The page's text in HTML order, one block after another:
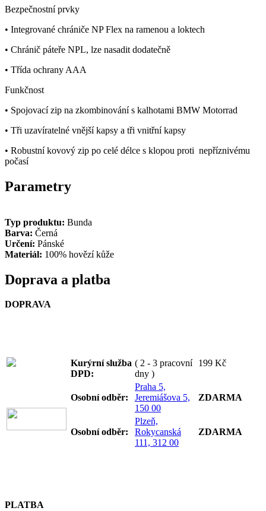
Bezpečnostní prvky
• Integrované chrániče NP Flex na ramenou a loktech
• Chránič páteře NPL, lze nasadit dodatečně
• Třída ochrany AAA
Funkčnost
• Spojovací zip na zkombinování s kalhotami BMW Motorrad
• Tři uzavíratelné vnější kapsy a tři vnitřní kapsy
• Robustní kovový zip po celé délce s klopou proti nepříznivému
počasí
Parametry
Typ produktu: Bunda
Barva: Černá
Určení: Pánské
Materiál: 100% hovězí kůže
Doprava a platba
DOPRAVA
Kurýrní služba
DPD:
( 2 - 3 pracovní
dny )
199 Kč
Osobní odběr:
Praha 5,
Jeremiášova 5,
150 00
ZDARMA
Osobní odběr:
Plzeň,
Rokycanská
111, 312 00
ZDARMA
PLATBA